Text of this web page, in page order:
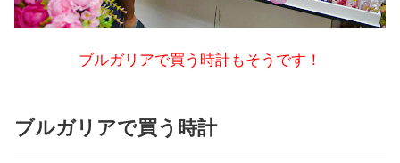
ブルガリアで買う時計もそうです！
ブルガリアで買う時計